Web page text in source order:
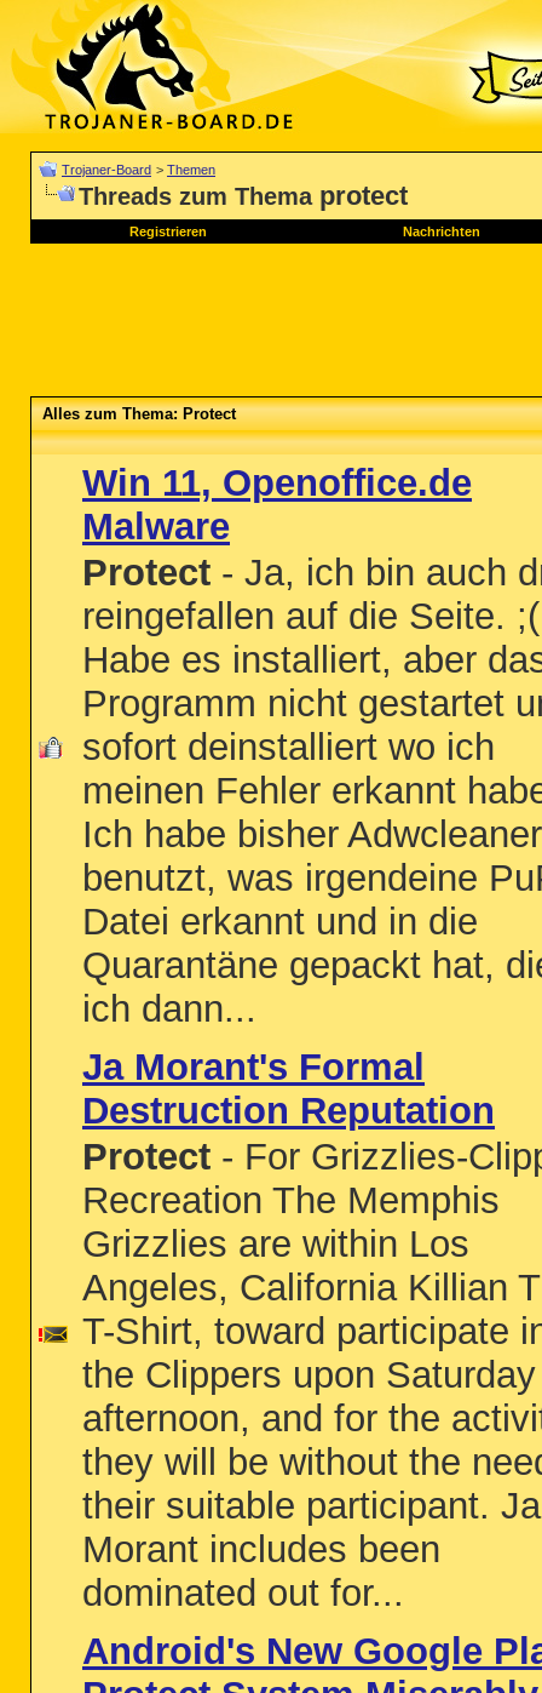
Trojaner-Board > Themen
Threads zum Thema protect
Registrieren Nachrichten
Alles zum Thema: Protect
Win 11, Openoffice.de
Malware
Protect - Ja, ich bin auch
reingefallen auf die Seite. ;(
Habe es installiert, aber
Programm nicht gestartet
sofort deinstalliert wo ich
meinen Fehler erkannt
Ich habe bisher Adwcleaner
benutzt, was irgendeine
Datei erkannt und in die
Quarantäne gepackt hat,
ich dann...
Ja Morant's Formal
Destruction Reputation
Protect - For Grizzlies-
Recreation The Memphis
Grizzlies are within Los
Angeles, California Killian
T-Shirt, toward participate
the Clippers upon Saturday
afternoon, and for the
they will be without the
their suitable participant. Ja
Morant includes been
dominated out for...
Android's New Google